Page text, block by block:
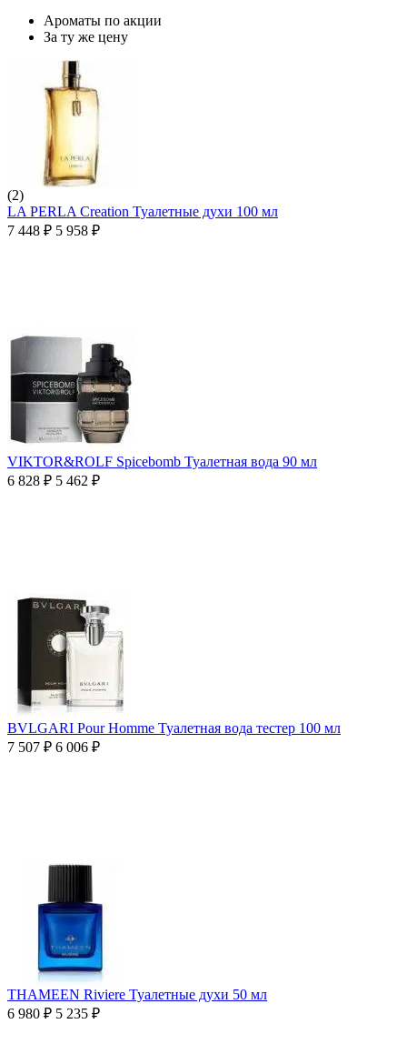
Ароматы по акции
За ту же цену
(2)
LA PERLA Creation Туалетные духи 100 мл
7 448 ₽ 5 958 ₽
VIKTOR&ROLF Spicebomb Туалетная вода 90 мл
6 828 ₽ 5 462 ₽
BVLGARI Pour Homme Туалетная вода тестер 100 мл
7 507 ₽ 6 006 ₽
THAMEEN Riviere Туалетные духи 50 мл
6 980 ₽ 5 235 ₽